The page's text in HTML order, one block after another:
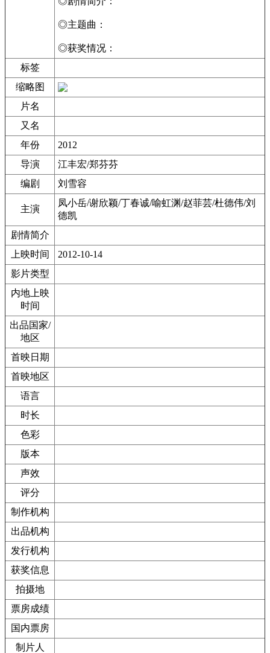
◎主题曲：
◎获奖情况：
标签
缩略图
片名
又名
年份
2012
导演
江丰宏/郑芬芬
编剧
刘雪容
主演
凤小岳/谢欣颖/丁春诚/喻虹渊/赵菲芸/杜德伟/刘
德凯
剧情简介
上映时间
2012-10-14
影片类型
内地上映
时间
出品国家/
地区
首映日期
首映地区
语言
时长
色彩
版本
声效
评分
制作机构
出品机构
发行机构
获奖信息
拍摄地
票房成绩
国内票房
制片人